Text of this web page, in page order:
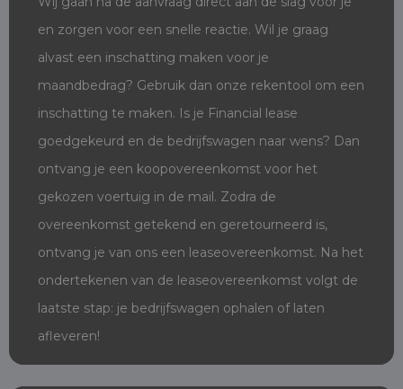
en zorgen voor een snelle reactie. Wil je graag
alvast een inschatting maken voor je
maandbedrag? Gebruik dan onze rekentool om een
inschatting te maken. Is je Financial lease
goedgekeurd en de bedrijfswagen naar wens? Dan
ontvang je een koopovereenkomst voor het
gekozen voertuig in de mail. Zodra de
overeenkomst getekend en geretourneerd is,
ontvang je van ons een leaseovereenkomst. Na het
ondertekenen van de leaseovereenkomst volgt de
laatste stap: je bedrijfswagen ophalen of laten
afleveren!